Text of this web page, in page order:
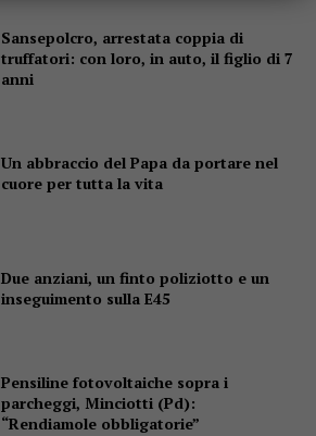
Sansepolcro, arrestata coppia di
truffatori: con loro, in auto, il figlio di 7
anni
Un abbraccio del Papa da portare nel
cuore per tutta la vita
Due anziani, un finto poliziotto e un
inseguimento sulla E45
Pensiline fotovoltaiche sopra i
parcheggi, Minciotti (Pd):
“Rendiamole obbligatorie”